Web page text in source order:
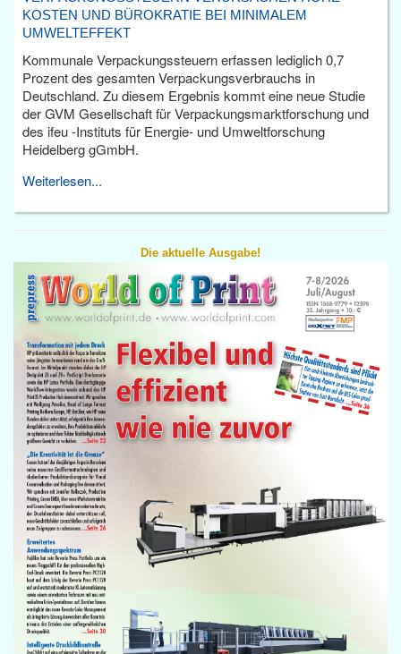
KOSTEN UND BÜROKRATIE BEI MINIMALEM
UMWELTEFFEKT
Kommunale Verpackungssteuern erfassen lediglich 0,7
Prozent des gesamten Verpackungsverbrauchs in
Deutschland. Zu diesem Ergebnis kommt eine neue Studie
der GVM Gesellschaft für Verpackungsmarktforschung und
des ifeu -Instituts für Energie- und Umweltforschung
Heidelberg gGmbH.
Weiterlesen...
Die aktuelle Ausgabe!